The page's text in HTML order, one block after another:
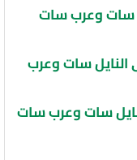
سات وعرب سات
النايل سات وعرب
سات وعرب سات